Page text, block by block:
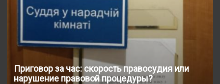
Приговор за час: скорость правосудия или
нарушение правовой процедуры?